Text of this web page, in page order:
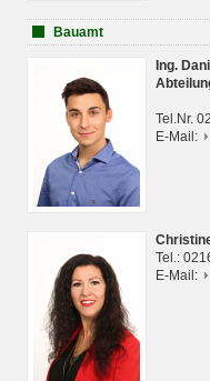
Bauamt
Ing.
Tel.Nr.
E-Mail:
Tel.:
E-Mail: